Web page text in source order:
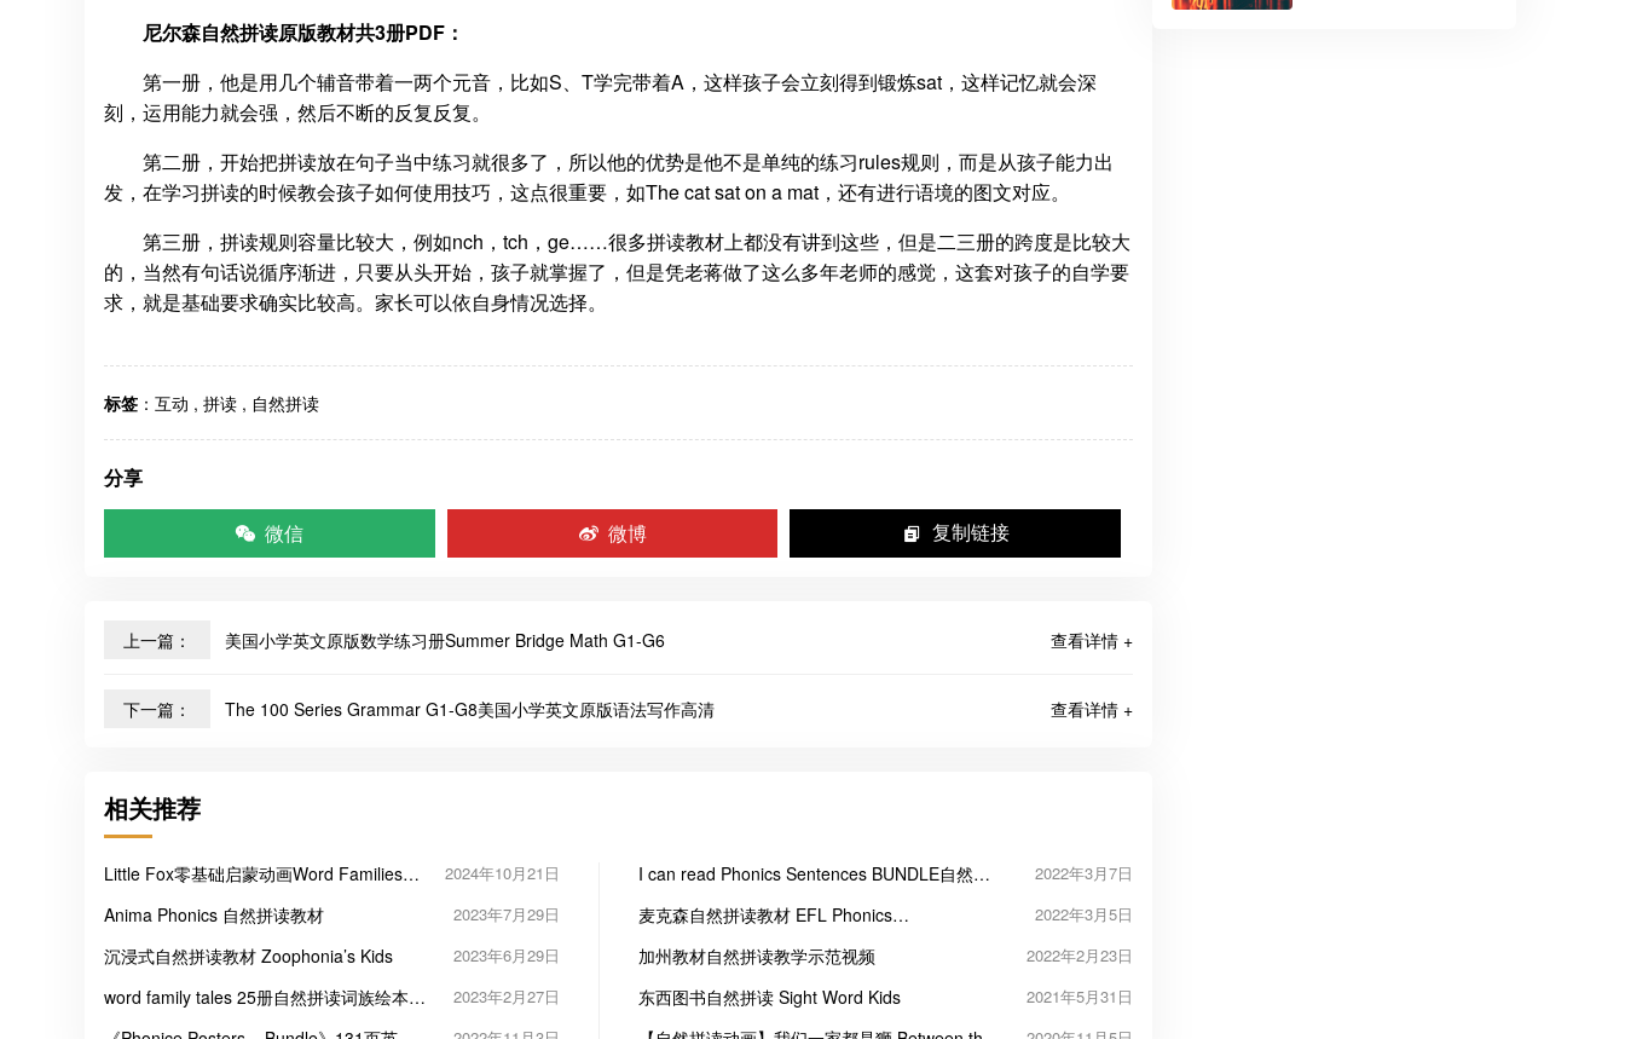
尼尔森自然拼读原版教材共3册PDF：
第一册，他是用几个辅音带着一两个元音，比如S、T学完带着A，这样孩子会立刻得到锻炼sat，这样记忆就会深
刻，运用能力就会强，然后不断的反复反复。
第二册，开始把拼读放在句子当中练习就很多了，所以他的优势是他不是单纯的练习rules规则，而是从孩子能力出
发，在学习拼读的时候教会孩子如何使用技巧，这点很重要，如The cat sat on a mat，还有进行语境的图文对应。
第三册，拼读规则容量比较大，例如nch，tch，ge……很多拼读教材上都没有讲到这些，但是二三册的跨度是比较大
的，当然有句话说循序渐进，只要从头开始，孩子就掌握了，但是凭老蒋做了这么多年老师的感觉，这套对孩子的自学要
求，就是基础要求确实比较高。家长可以依自身情况选择。
标签 ： 互动 , 拼读 , 自然拼读
分享
微信
微博 复制链接
上一篇： 查看详情 +
美国小学英文原版数学练习册Summer Bridge Math G1-G6
下一篇： 查看详情 +
The 100 Series Grammar G1-G8美国小学英文原版语法写作高清
相关推荐
Little Fox零基础启蒙动画Word Families，
2024年10月21日
Anima Phonics 自然拼读教材 2023年7月29日
沉浸式自然拼读教材 Zoophonia’s Kids 2023年6月29日
word family tales 25册自然拼读词族绘本故
2023年2月27日
I can read Phonics Sentences BUNDLE自然拼
2022年3月7日
麦克森自然拼读教材 EFL Phonics
2022年3月5日
加州教材自然拼读教学示范视频 2022年2月23日
东西图书自然拼读 Sight Word Kids 2021年5月31日